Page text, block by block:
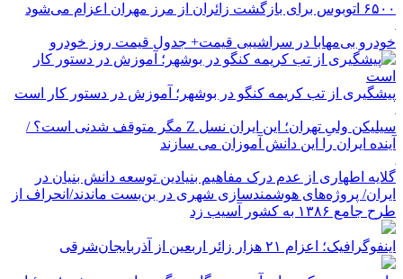
۶۵۰۰ اتوبوس برای بازگشت زائران از مرز مهران اعزام می‌شود
خودرو بی‌مهابا در سراشیبی قیمت+ جدول قیمت روز خودرو
پیشگیری از تب کریمه کنگو در بوشهر؛ آموزش در دستور کار است
سیلیکن ولیِ تهران؛ این ایران نسل Z مگر متوقف شدنی است؟ /
آینده ایران را این دانش آموزان می سازند
گلایه اطهاری از عدم درک مفاهیم بنیادین توسعه دانش بنیان در
ایران/ پروژه‌های هوشمندسازی شهری در بن‌بست ماندند/انحراف از
طرح جامع ۱۳۸۶ به کشور آسیب زد
اینفوگرافیک؛ اعزام ۲۱ هزار زائر اربعین از آذربایجان‌شرقی